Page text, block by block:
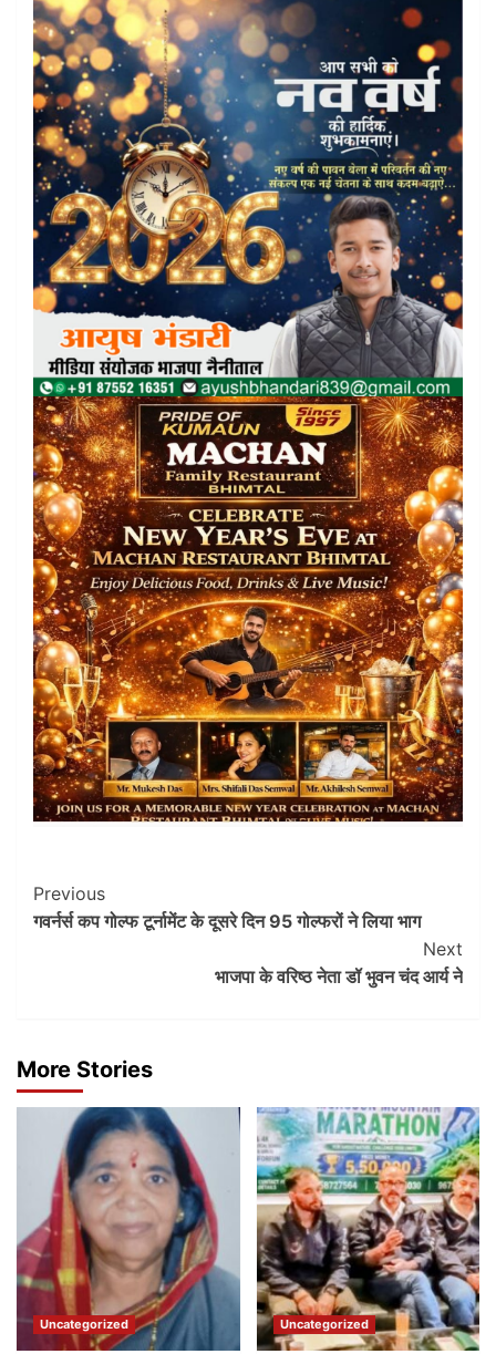
Post
Navigation
Previous
गवर्नर्स कप गोल्फ टूर्नामेंट के दूसरे दिन 95 गोल्फरों ने लिया भाग
Next
भाजपा के वरिष्ठ नेता डॉ भुवन चंद आर्य ने
More Stories
Uncategorized Uncategorized